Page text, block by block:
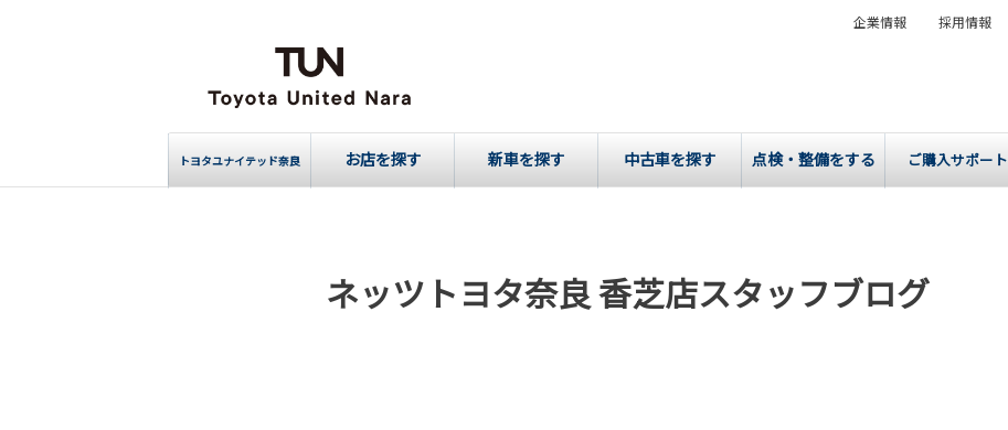
トヨタユナイテッド奈良 お店を探す 新車を探す 中古車を探す 点検・整備をする ご購入サポート
企業情報 採用情報
ネッツトヨタ奈良 香芝店スタッフブログ